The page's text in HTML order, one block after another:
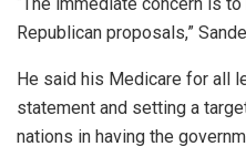
Republican proposals,”
He said his Medicare for all
statement and setting a
nations in having the